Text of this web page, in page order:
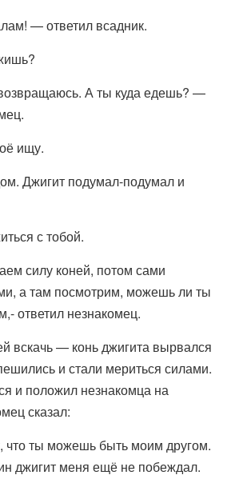
— ответил всадник.
А ты куда едешь? —
ищу.
Джигит подумал-подумал и
с тобой.
силу коней, потом сами
а там посмотрим, можешь ли ты
ответил незнакомец.
вскачь — конь джигита вырвался
и стали мериться силами.
и положил незнакомца на
сказал:
ты можешь быть моим другом.
джигит меня ещё не побеждал.